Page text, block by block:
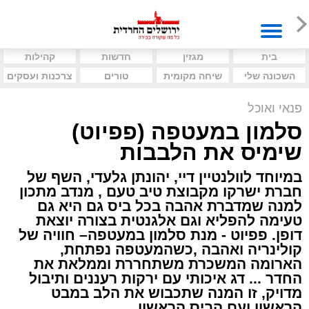
בית מגזין חדשות
קהילות
השכונה שלי
שיחה מקומית טורים צרכנות ועסקים
פנאי ואוכל
סלמון במעטפה (פפיוט)
שימיס את הלבבות
במיוחד לוולנטיין דיי, יהונתן גלעדי, השף של
חברת ישרקו מקבוצת טיב טעם , מנדב מתכון
למנה שמדברת אהבה בכל ביס גם היא גם
טעימה להפליא וגם אלגנטית בצורה יוצאת
דופן. פפיוט - מנת סלמון במעטפה– חוויה של
קולינריה ואהבה ,כשהמעטפה נפתחת,
הארומה המשכרת משתחררת וממלאת את
החדר ... דג איכותי עם ירקות רעננים ותיבול
מדויק, זו המנה שתכבוש את הלב במבט